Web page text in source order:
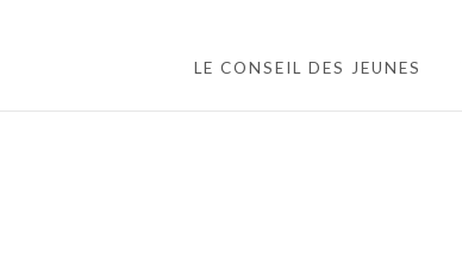
LE CONSEIL DES JEUNES